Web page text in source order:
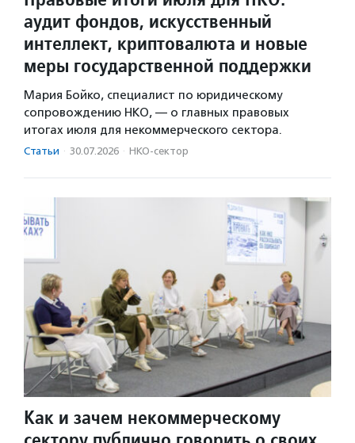
аудит фондов, искусственный
интеллект, криптовалюта и новые
меры государственной поддержки
Мария Бойко, специалист по юридическому
сопровождению НКО, — о главных правовых
итогах июля для некоммерческого сектора.
Статьи · 30.07.2026 · НКО-сектор
Как и зачем некоммерческому